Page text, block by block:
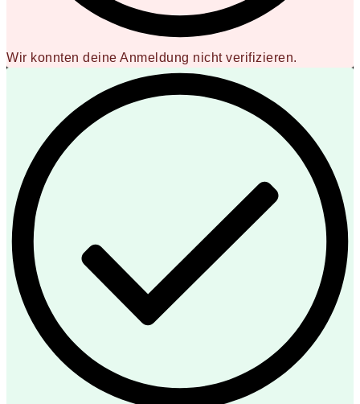
Wir konnten deine Anmeldung nicht verifizieren.